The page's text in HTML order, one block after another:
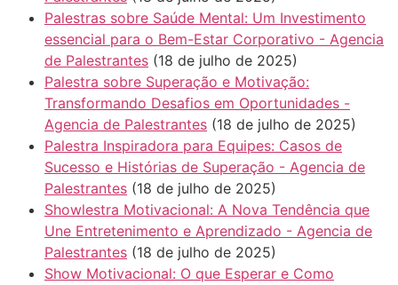
Palestras sobre Saúde Mental: Um Investimento
essencial para o Bem-Estar Corporativo - Agencia
de Palestrantes (18 de julho de 2025)
Palestra sobre Superação e Motivação:
Transformando Desafios em Oportunidades -
Agencia de Palestrantes (18 de julho de 2025)
Palestra Inspiradora para Equipes: Casos de
Sucesso e Histórias de Superação - Agencia de
Palestrantes (18 de julho de 2025)
Showlestra Motivacional: A Nova Tendência que
Une Entretenimento e Aprendizado - Agencia de
Palestrantes (18 de julho de 2025)
Show Motivacional: O que Esperar e Como